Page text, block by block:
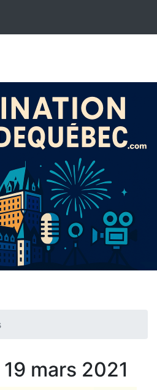
mars 2021